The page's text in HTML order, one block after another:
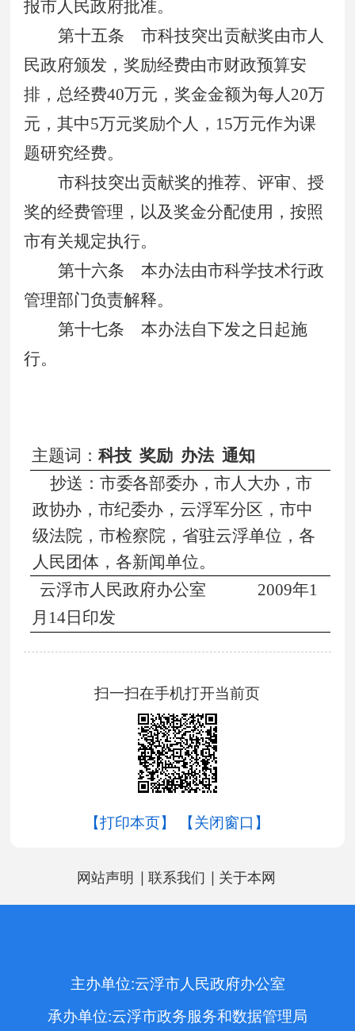
报市人民政府批准。
第十五条
市科技突出贡献奖由市人
民政府颁发，奖励经费由市财政预算安
排，总经费40万元，奖金金额为每人20万
元，其中5万元奖励个人， 15万元作为课
题研究经费。
市科技突出贡献奖的推荐、评审、授
奖的经费管理，以及奖金分配使用，按照
市有关规定执行。
第十六条
本办法由市科学技术行政
管理部门负责解释。
第十七条
本办法自下发之日起施
行。
主题词： 科技 奖励 办法 通知
抄送：市委各部委办，市人大办，市
政协办，市纪委办， 云浮军分区，市中
级法院，市检察院，省驻云浮单位，各
人 民团体，各新闻单位。
云浮市人民政府办公室
2009年1
月14日 印发
扫一扫在手机打开当前页
【打印本页】 【关闭窗口】
网站声明 | 联系我们 | 关于本网
主办单位:云浮市人民政府办公室
承办单位:云浮市政务服务和数据管理局